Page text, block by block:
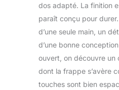
dos adapté. La finition
paraît conçu pour
d’une seule main, un
d’une bonne
ouvert, on découvre un
dont la frappe s’avère
touches sont bien